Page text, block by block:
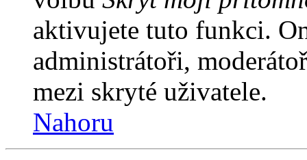
aktivujete tuto funkci.
administrátoři,
mezi skryté uživatele.
Nahoru